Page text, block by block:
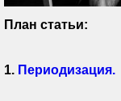
План статьи:
1. Периодизация.